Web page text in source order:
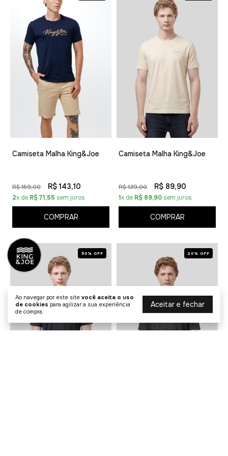
Ao navegar por este site você aceita o uso
de cookies para agilizar a sua experiência
de compra.
Aceitar e fechar
Camiseta Malha King&Joe
R$ 159,00 R$ 143,10
2x de R$ 71,55 sem juros
COMPRAR
Camiseta Malha King&Joe
R$ 139,00 R$ 89,90
1x de R$ 89,90 sem juros
COMPRAR
50% OFF 20% OFF